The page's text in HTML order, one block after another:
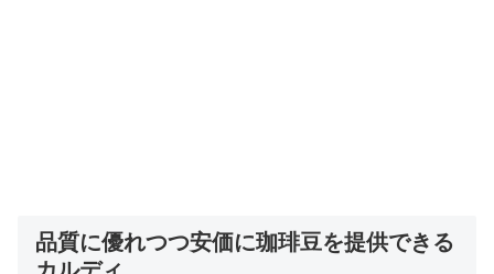
品質に優れつつ安価に珈琲豆を提供できる